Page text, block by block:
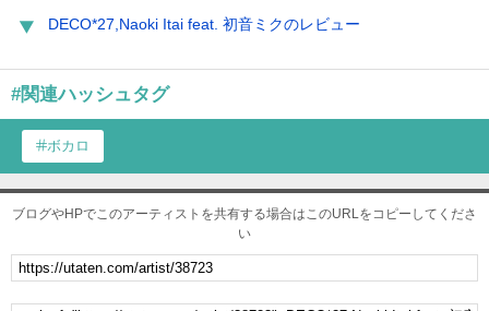
DECO*27,Naoki Itai feat. 初音ミクのレビュー
#関連ハッシュタグ
ボカロ
ブログやHPでこのアーティストを共有する場合はこのURLをコピーしてくださ
い